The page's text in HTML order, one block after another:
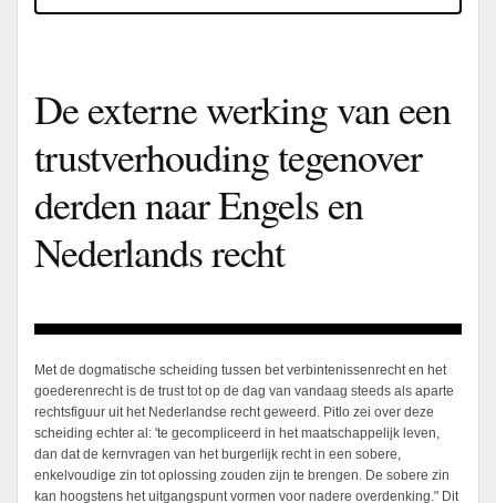
De externe werking van een
trustverhouding tegenover
derden naar Engels en
Nederlands recht
Met de dogmatische scheiding tussen bet verbintenissenrecht en het
goederenrecht is de trust tot op de dag van vandaag steeds als aparte
rechtsfiguur uit het Nederlandse recht geweerd. Pitlo zei over deze
scheiding echter al: 'te gecompliceerd in het maatschappelijk leven,
dan dat de kernvragen van het burgerlijk recht in een sobere,
enkelvoudige zin tot oplossing zouden zijn te brengen. De sobere zin
kan hoogstens het uitgangspunt vormen voor nadere overdenking." Dit